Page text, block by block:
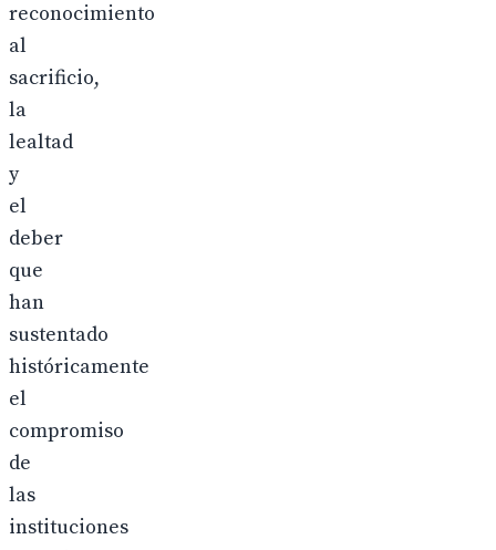
reconocimiento
al
sacrificio,
la
lealtad
y
el
deber
que
han
sustentado
históricamente
el
compromiso
de
las
instituciones